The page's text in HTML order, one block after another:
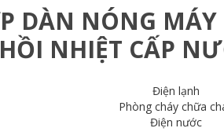
DÀN NÓNG
NHIỆT CẤP
Điện lạnh
Phòng cháy chữa
Điện nước